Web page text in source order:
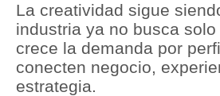
La creatividad sigue
industria ya no busca
crece la demanda por
conecten negocio,
estrategia.